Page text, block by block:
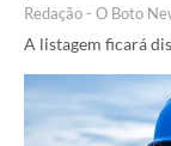
Redação - O Boto
A listagem ficará